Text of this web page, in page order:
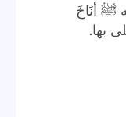
ﷺ أنَاخَ
.